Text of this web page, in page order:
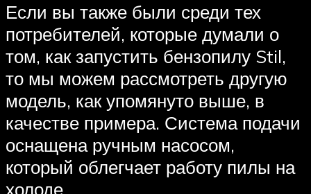
Если вы также были среди тех
потребителей, которые думали о
том, как запустить бензопилу Stil,
то мы можем рассмотреть другую
модель, как упомянуто выше, в
качестве примера. Система подачи
оснащена ручным насосом,
который облегчает работу пилы на
холоде.